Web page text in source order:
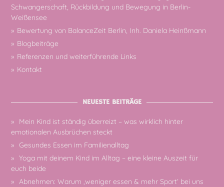
Schwangerschaft, Rückbildung und Bewegung in Berlin-
Weißensee
Bewertung von BalanceZeit Berlin, Inh. Daniela Heinßmann
Blogbeiträge
Referenzen und weiterführende Links
Kontakt
NEUESTE BEITRÄGE
Mein Kind ist ständig überreizt – was wirklich hinter
emotionalen Ausbrüchen steckt
Gesundes Essen im Familienalltag
Yoga mit deinem Kind im Alltag – eine kleine Auszeit für
euch beide
Abnehmen: Warum ‚weniger essen & mehr Sport‘ bei uns